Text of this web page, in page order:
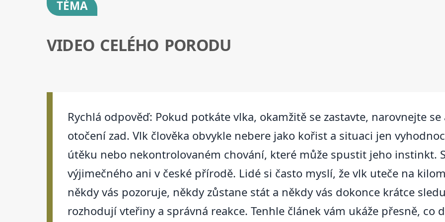
TÉMA
VIDEO CELÉHO PORODU
Rychlá odpověď: Pokud potkáte vlka, okamžitě se zastavte, narovnejte
otočení zad. Vlk člověka obvykle nebere jako kořist a situaci jen
útěku nebo nekontrolovaném chování, které může spustit jeho instinkt.
výjimečného ani v české přírodě. Lidé si často myslí, že vlk uteče na
někdy vás pozoruje, někdy zůstane stát a někdy vás dokonce krátce
rozhodují vteřiny a správná reakce. Tenhle článek vám ukáže přesně, co